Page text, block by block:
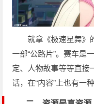
就拿《极速星舞》
一部“公路片”。赛车是
定、人物故事等等直接
话，在“内容”上也有一